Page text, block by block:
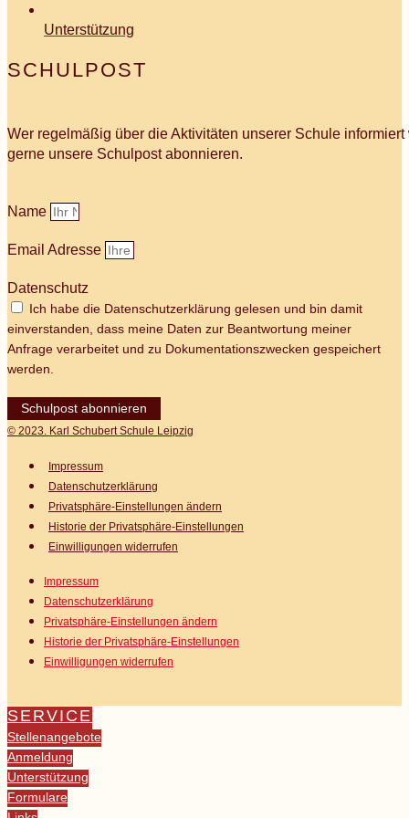
Unterstützung
SCHULPOST
Wer regelmäßig über die Aktivitäten unserer Schule
gerne unsere Schulpost abonnieren.
Name
Email Adresse
Datenschutz
Ich habe die Datenschutzerklärung gelesen und bin damit
einverstanden, dass meine Daten zur Beantwortung meiner
Anfrage verarbeitet und zu Dokumentationszwecken gespeichert
werden.
Schulpost abonnieren
© 2023. Karl Schubert Schule Leipzig
Impressum
Datenschutz­erklärung
Privatsphäre-Einstellungen ändern
Historie der Privatsphäre-Einstellungen
Einwilligungen widerrufen
Impressum
Datenschutz­erklärung
Privatsphäre-Einstellungen ändern
Historie der Privatsphäre-Einstellungen
Einwilligungen widerrufen
SERVICE
Stellenangebote
Anmeldung
Unterstützung
Formulare